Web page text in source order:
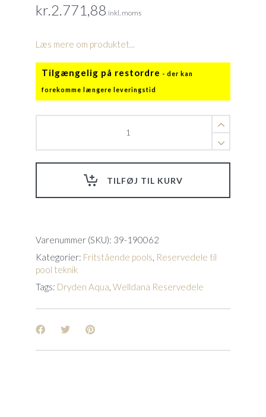
kr. 2.771,88 inkl. moms
Læs mere om produktet...
Tilgængelig på restordre
TILFØJ TIL KURV
Varenummer (SKU): 39-190062
Kategorier: Fritstående pools Reservedele til
pool teknik
Tags: Dryden Aqua Welldana Reservedele